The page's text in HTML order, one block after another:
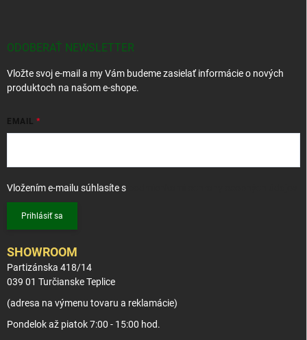
ODOBERAŤ NEWSLETTER
Vložte svoj e-mail a my Vám budeme zasielať informácie o nových
produktoch na našom e-shope.
EMAIL
Vložením e-mailu súhlasíte s
Prihlásiť sa
SHOWROOM
Partizánska 418/14
039 01 Turčianske Teplice
(adresa na výmenu tovaru a reklamácie)
Pondelok až piatok 7:00 - 15:00 hod.